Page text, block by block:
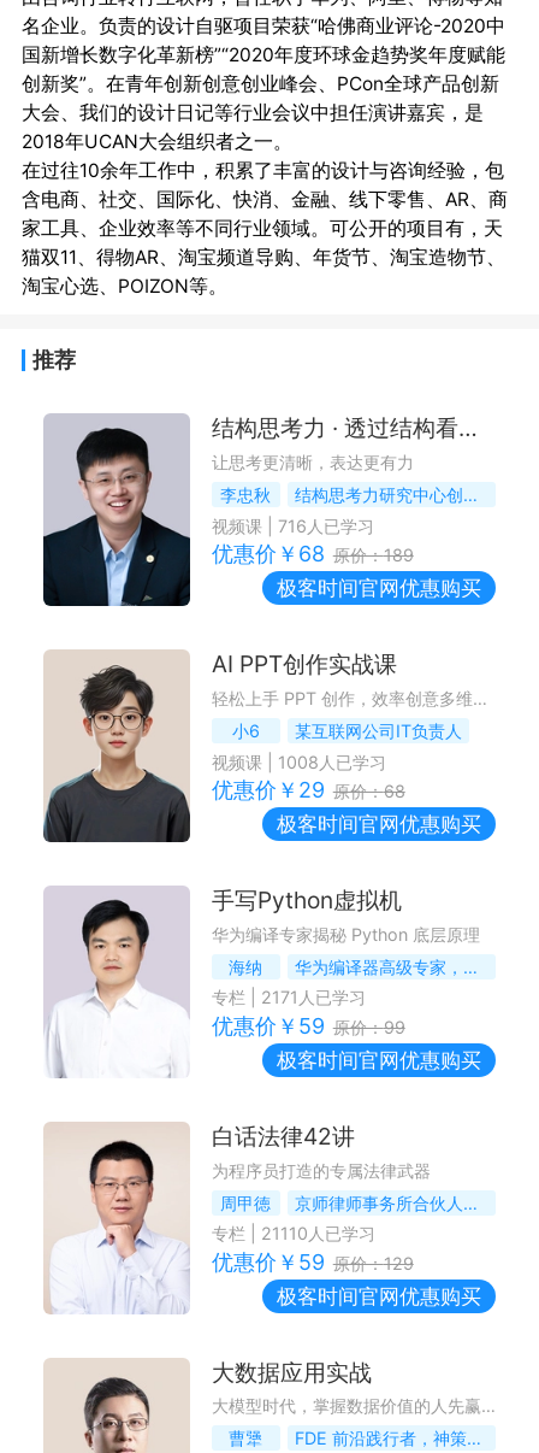
名企业。负责的设计自驱项目荣获“哈佛商业评论-2020中
国新增长数字化革新榜”“2020年度环球金趋势奖年度赋能
创新奖”。在青年创新创意创业峰会、PCon全球产品创新
大会、我们的设计日记等行业会议中担任演讲嘉宾，是
2018年UCAN大会组织者之一。
在过往10余年工作中，积累了丰富的设计与咨询经验，包
含电商、社交、国际化、快消、金融、线下零售、AR、商
家工具、企业效率等不同行业领域。可公开的项目有，天
猫双11、得物AR、淘宝频道导购、年货节、淘宝造物节、
推荐
结构思考力 · 透过结构看思考
让思考更清晰，表达更有力
李忠秋
结构思考力研究中心创始人
视频课| 716 人已学习
优惠价￥ 68 原价：189
极客时间官网优惠购买
AI PPT创作实战课
轻松上手 PPT 创作，效率创意多维提升
小6
某互联网公司IT负责人
视频课| 1008 人已学习
优惠价￥ 29 原价：68
极客时间官网优惠购买
手写Python虚拟机
华为编译专家揭秘 Python 底层原理
海纳
华为编译器高级专家，原Huawei JDK团队负责人
专栏
2171 人已学习
优惠价￥ 59 原价：99
极客时间官网优惠购买
白话法律42讲
为程序员打造的专属法律武器
周甲徳
京师律师事务所合伙人，资深律师
专栏
21110 人已学习
优惠价￥ 59 原价：129
极客时间官网优惠购买
大数据应用实战
大模型时代，掌握数据价值的人先赢得世界
曹犟
FDE 前沿践行者，神策数据联合创始人 & CTO